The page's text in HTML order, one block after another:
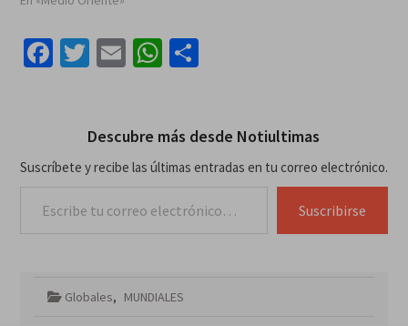
Facebook
Twitter
EmailWhatsApp
Compartir
Descubre más desde Notiultimas
Suscríbete y recibe las últimas entradas en tu correo electrónico.
Suscribirse
Globales, MUNDIALES